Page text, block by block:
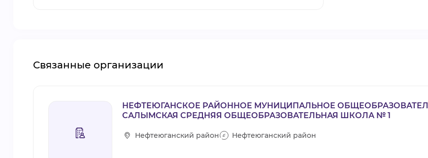
Связанные организации
НЕФТЕЮГАНСКОЕ РАЙОННОЕ МУНИЦИПАЛЬНОЕ
САЛЫМСКАЯ СРЕДНЯЯ ОБЩЕОБРАЗОВАТЕЛЬНАЯ ШКОЛА № 1
Нефтеюганский район Нефтеюганский район